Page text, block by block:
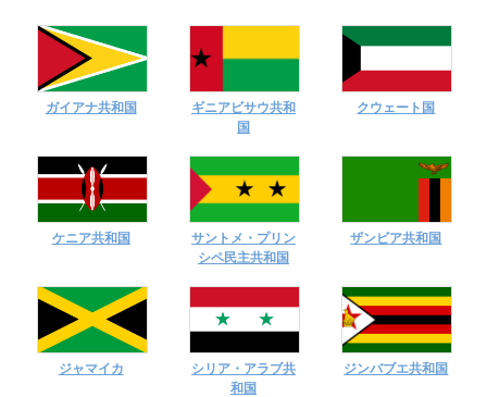
ガイアナ共和国
ギニアビサウ共和
国
クウェート国
ケニア共和国
サントメ・プリン
シペ民主共和国
ザンビア共和国
ジャマイカ
シリア・アラブ共
和国
ジンバブエ共和国